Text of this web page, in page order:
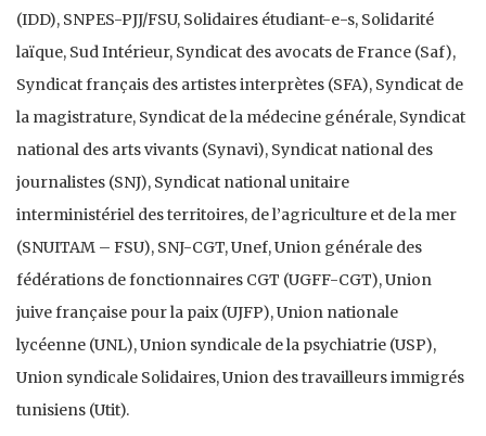
(IDD), SNPES-PJJ/FSU, Solidaires étudiant-e-s, Solidarité
laïque, Sud Intérieur, Syndicat des avocats de France (Saf),
Syndicat français des artistes interprètes (SFA), Syndicat de
la magistrature, Syndicat de la médecine générale, Syndicat
national des arts vivants (Synavi), Syndicat national des
journalistes (SNJ), Syndicat national unitaire
interministériel des territoires, de l’agriculture et de la mer
(SNUITAM – FSU), SNJ-CGT, Unef, Union générale des
fédérations de fonctionnaires CGT (UGFF-CGT), Union
juive française pour la paix (UJFP), Union nationale
lycéenne (UNL), Union syndicale de la psychiatrie (USP),
Union syndicale Solidaires, Union des travailleurs immigrés
tunisiens (Utit).